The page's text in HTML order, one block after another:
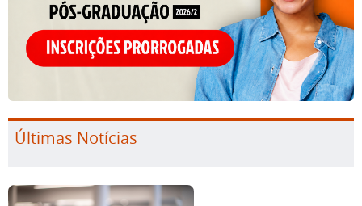
Últimas Notícias